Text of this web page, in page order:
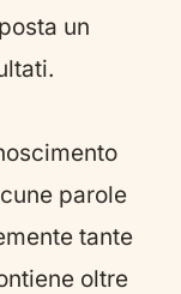
un
parole
tante
oltre